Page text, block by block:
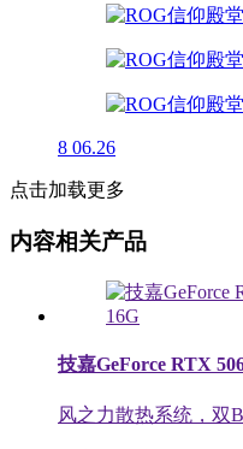
8 06.26
点击加载更多
内容相关产品
技嘉GeForce RTX
风之力散热系统，双